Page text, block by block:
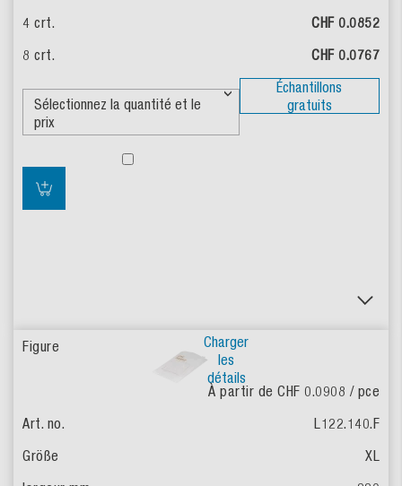
CHF 0.0852
CHF 0.0767
Échantillons
gratuits
Charger
les
détails
À partir de CHF 0.0908 / pce
L122.140.F
XL